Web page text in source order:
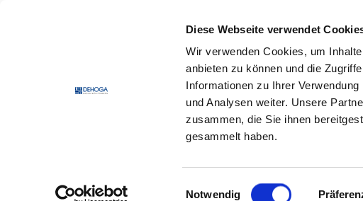
Diese Webseite verwendet
Wir verwenden Cookies, um
anbieten zu können und die
Informationen zu Ihrer
und Analysen weiter. Unsere
zusammen, die Sie ihnen
gesammelt haben.
Einwilligungsauswahl
Notwendig
DEHOGA